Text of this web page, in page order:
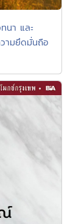
นา และ
ามยึดมั่นถือ